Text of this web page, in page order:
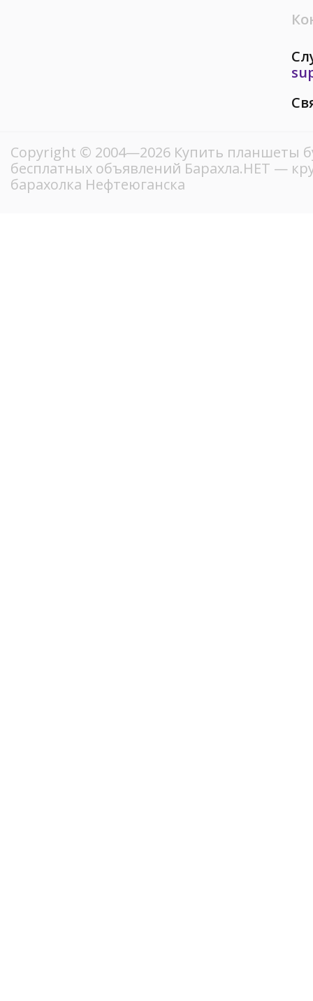
Copyright © 2004—2026 Купить планшеты
бесплатных объявлений Барахла.НЕТ —
барахолка Нефтеюганска